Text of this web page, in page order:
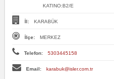
KATINO:B2/E
İl: KARABÜK
İlçe: MERKEZ
Telefon: 5303445158
Email: karabuk@isler.com.tr